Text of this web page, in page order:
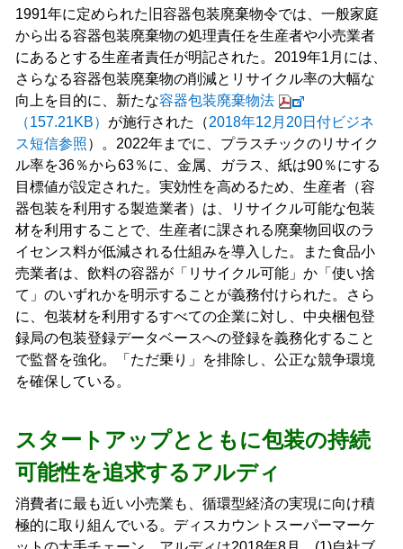
1991年に定められた旧容器包装廃棄物令では、一般家庭
から出る容器包装廃棄物の処理責任を生産者や小売業者
にあるとする生産者責任が明記された。2019年1月には、
さらなる容器包装廃棄物の削減とリサイクル率の大幅な
向上を目的に、新たな容器包装廃棄物法
（157.21KB） が施行された（2018年12月20日付ビジネ
ス短信参照）。2022年までに、プラスチックのリサイク
ル率を36％から63％に、金属、ガラス、紙は90％にする
目標値が設定された。実効性を高めるため、生産者（容
器包装を利用する製造業者）は、リサイクル可能な包装
材を利用することで、生産者に課される廃棄物回収のラ
イセンス料が低減される仕組みを導入した。また食品小
売業者は、飲料の容器が「リサイクル可能」か「使い捨
て」のいずれかを明示することが義務付けられた。さら
に、包装材を利用するすべての企業に対し、中央梱包登
録局の包装登録データベースへの登録を義務化すること
で監督を強化。「ただ乗り」を排除し、公正な競争環境
を確保している。
スタートアップとともに包装の持続
可能性を追求するアルディ
消費者に最も近い小売業も、循環型経済の実現に向け積
極的に取り組んでいる。ディスカウントスーパーマーケ